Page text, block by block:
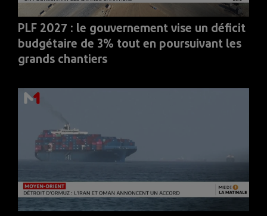
PLF 2027 : le gouvernement vise un déficit
budgétaire de 3% tout en poursuivant les
grands chantiers